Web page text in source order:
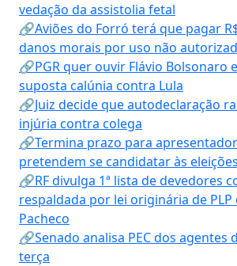
vedação da assistolia fetal
🔗Aviões do Forró terá que pagar
danos morais por uso não
🔗PGR quer ouvir Flávio Bolsonaro
suposta calúnia contra Lula
🔗Juiz decide que autodeclaração
injúria contra colega
🔗Termina prazo para
pretendem se candidatar às
🔗RF divulga 1ª lista de devedores
respaldada por lei originária de PLP
Pacheco
🔗Senado analisa PEC dos agentes
terça